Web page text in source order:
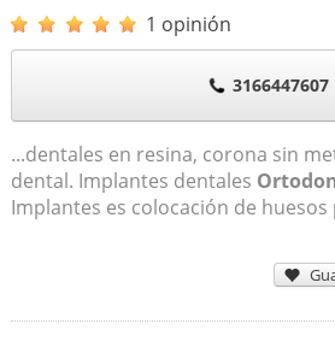
1 opinión
3166447607
...dentales en resina, corona sin
dental. Implantes dentales
Implantes es colocación de